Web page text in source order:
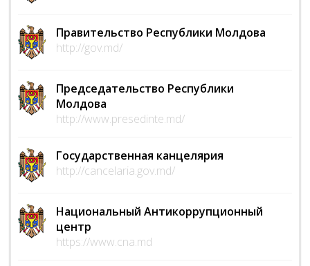
Правительство Республики Молдова
http://gov.md/
Председательство Республики
Молдова
http://www.presedinte.md/
Государственная канцелярия
http://cancelaria.gov.md/
Национальный Антикоррупционный
центр
https://www.cna.md